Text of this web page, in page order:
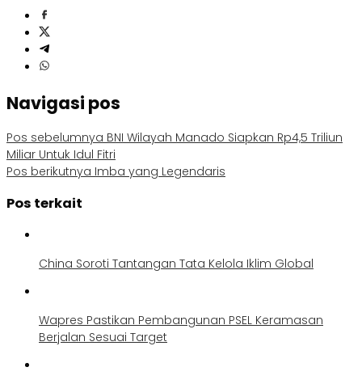
Navigasi pos
Pos sebelumnya BNI Wilayah Manado Siapkan Rp4,5 Triliun
Miliar Untuk Idul Fitri
Pos berikutnya Imba yang Legendaris
Pos terkait
China Soroti Tantangan Tata Kelola Iklim Global
Wapres Pastikan Pembangunan PSEL Keramasan
Berjalan Sesuai Target